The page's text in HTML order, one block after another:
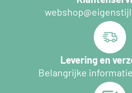
Levering en
Belangrijke